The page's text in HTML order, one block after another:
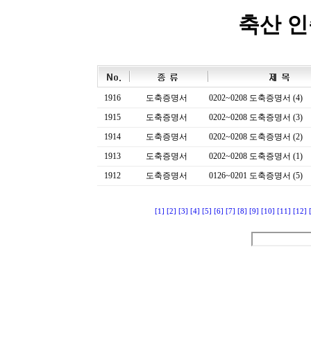
축산
1916 도축증명서
0202~0208 도축증명서 (4)
1915
도축증명서
0202~0208 도축증명서 (3)
1914
도축증명서
0202~0208 도축증명서 (2)
1913
도축증명서
0202~0208 도축증명서 (1)
1912
도축증명서 0126~0201 도축증명서 (5)
[1] [2] [3] [4] [5] [6] [7] [8] [9] [10] [11] [12]